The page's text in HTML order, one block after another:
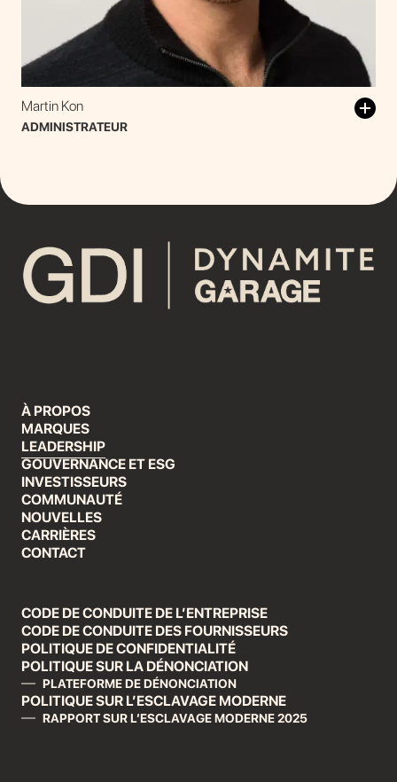
Martin Kon
ADMINISTRATEUR
À PROPOS
MARQUES
LEADERSHIP
GOUVERNANCE ET ESG
INVESTISSEURS
COMMUNAUTÉ
NOUVELLES
CARRIÈRES
CONTACT
CODE DE CONDUITE DE L’ENTREPRISE
CODE DE CONDUITE DES FOURNISSEURS
POLITIQUE DE CONFIDENTIALITÉ
POLITIQUE SUR LA DÉNONCIATION
PLATEFORME DE DÉNONCIATION
POLITIQUE SUR L’ESCLAVAGE MODERNE
RAPPORT SUR L’ESCLAVAGE MODERNE 2025